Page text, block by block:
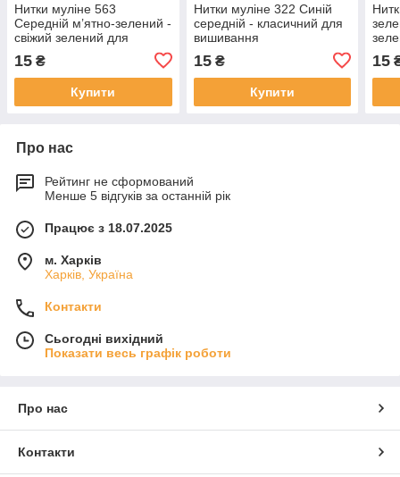
Нитки муліне 563
Середній м’ятно-зелений -
свіжий зелений для
15 ₴
Купити
Нитки муліне 322 Синій
середній - класичний для
вишивання
15₴
Купити
15
Про нас
Рейтинг не сформований
Менше 5 відгуків за останній рік
Працює з 18.07.2025
м. Харків
Харків, Україна
Контакти
Сьогодні вихідний
Показати весь графік роботи
Про нас
Контакти